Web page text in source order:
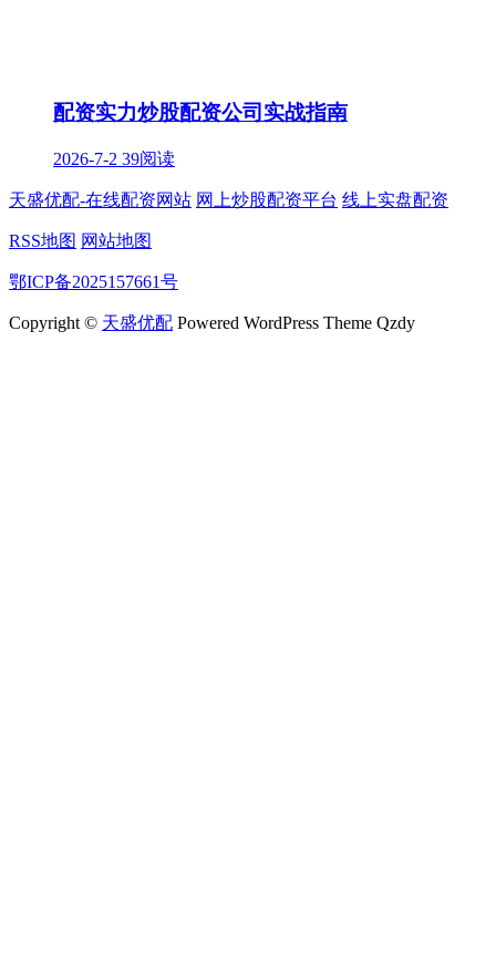
配资实力炒股配资公司实战指南
2026-7-2 39阅读
天盛优配-在线配资网站 网上炒股配资平台 线上实盘配资
RSS地图 网站地图
鄂ICP备2025157661号
Copyright © 天盛优配 Powered WordPress Theme Qzdy